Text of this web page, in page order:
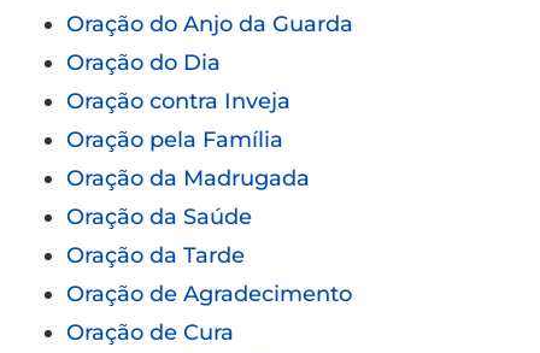
Oração do Anjo da Guarda
Oração do Dia
Oração contra Inveja
Oração pela Família
Oração da Madrugada
Oração da Saúde
Oração da Tarde
Oração de Agradecimento
Oração de Cura